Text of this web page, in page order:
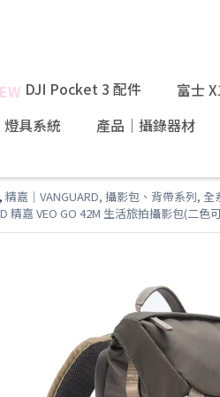
DJI Pocket 3 配件
富士
燈具系統
產品｜攝錄器材
精嘉｜VANGUARD, 攝影包、背帶系列, 全
精嘉 VEO GO 42M 生活旅拍攝影包(二色